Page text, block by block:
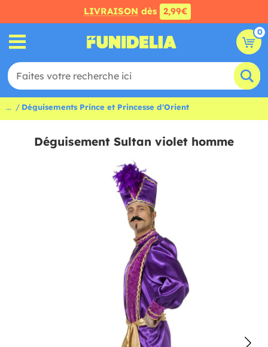
LIVRAISON dès 2,99€
0
... Déguisements Prince et Princesse d'Orient
Déguisement Sultan violet homme